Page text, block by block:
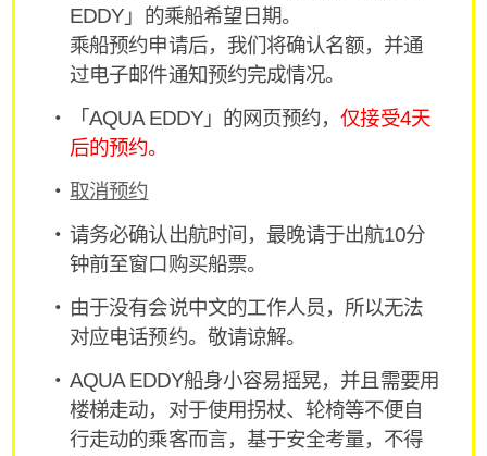
EDDY」的乘船希望日期。
乘船预约申请后，我们将确认名额，并通
过电子邮件通知预约完成情况。
「AQUA EDDY」的网页预约，仅接受4天
后的预约。
取消预约
请务必确认出航时间，最晚请于出航10分
钟前至窗口购买船票。
由于没有会说中文的工作人员，所以无法
对应电话预约。敬请谅解。
AQUA EDDY船身小容易摇晃，并且需要用
楼梯走动，对于使用拐杖、轮椅等不便自
行走动的乘客而言，基于安全考量，不得